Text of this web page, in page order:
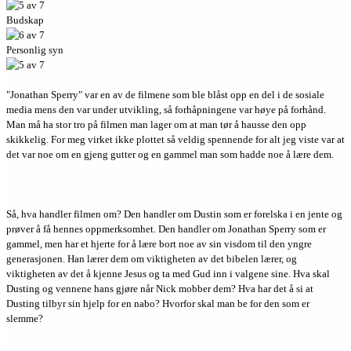
Budskap
Personlig syn
"Jonathan Sperry" var en av de filmene som ble blåst opp en del i de sosiale
media mens den var under utvikling, så forhåpningene var høye på forhånd.
Man må ha stor tro på filmen man lager om at man tør å hausse den opp
skikkelig. For meg virket ikke plottet så veldig spennende for alt jeg viste var at
det var noe om en gjeng gutter og en gammel man som hadde noe å lære dem.
Så, hva handler filmen om? Den handler om Dustin som er forelska i en jente og
prøver å få hennes oppmerksomhet. Den handler om Jonathan Sperry som er
gammel, men har et hjerte for å lære bort noe av sin visdom til den yngre
generasjonen. Han lærer dem om viktigheten av det bibelen lærer, og
viktigheten av det å kjenne Jesus og ta med Gud inn i valgene sine. Hva skal
Dusting og vennene hans gjøre når Nick mobber dem? Hva har det å si at
Dusting tilbyr sin hjelp for en nabo? Hvorfor skal man be for den som er
slemme?